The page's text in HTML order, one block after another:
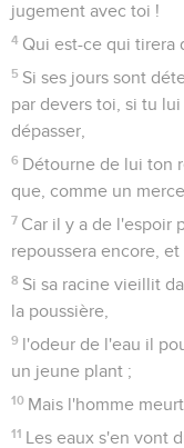
jugement avec toi !
4 Qui est-ce qui tirera
5 Si ses jours sont
par devers toi, si tu
dépasser,
6 Détourne de lui ton
que, comme un
7 Car il y a de l'espoir
repoussera encore, et
8 Si sa racine vieillit
la poussière,
9 l'odeur de l'eau il
un jeune plant ;
10 Mais l'homme
11 Les eaux s'en vont